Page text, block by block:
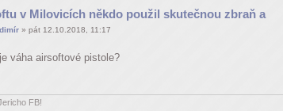
v Milovicích někdo použil skutečnou zbraň a
» pát 12.10.2018, 11:17
váha airsoftové pistole?
FB!